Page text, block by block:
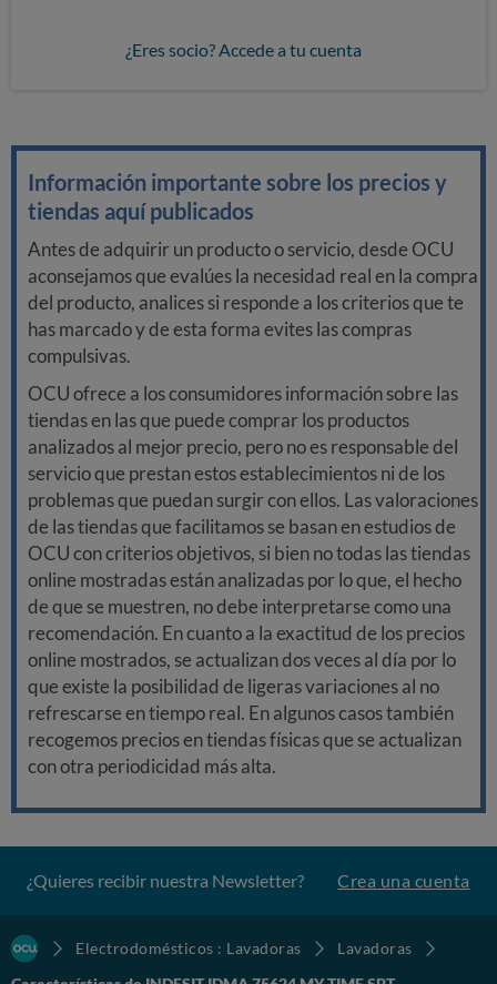
¿Eres socio? Accede a tu cuenta
Información importante sobre los precios y
tiendas aquí publicados
Antes de adquirir un producto o servicio, desde OCU
aconsejamos que evalúes la necesidad real en la compra
del producto, analices si responde a los criterios que te
has marcado y de esta forma evites las compras
compulsivas.
OCU ofrece a los consumidores información sobre las
tiendas en las que puede comprar los productos
analizados al mejor precio, pero no es responsable del
servicio que prestan estos establecimientos ni de los
problemas que puedan surgir con ellos. Las valoraciones
de las tiendas que facilitamos se basan en estudios de
OCU con criterios objetivos, si bien no todas las tiendas
online mostradas están analizadas por lo que, el hecho
de que se muestren, no debe interpretarse como una
recomendación. En cuanto a la exactitud de los precios
online mostrados, se actualizan dos veces al día por lo
que existe la posibilidad de ligeras variaciones al no
refrescarse en tiempo real. En algunos casos también
recogemos precios en tiendas físicas que se actualizan
con otra periodicidad más alta.
¿Quieres recibir nuestra Newsletter? Crea una cuenta
Electrodomésticos : Lavadoras
Lavadoras